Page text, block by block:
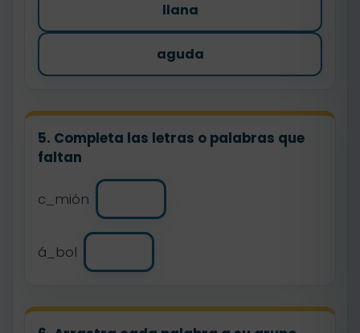
llana
aguda
5. Completa las letras o palabras que
faltan
c_mión
á_bol